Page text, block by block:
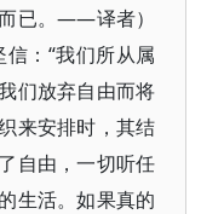
已。——译者）
：“我们所从属
们放弃自由而将
来安排时，其结
自由，一切听任
生活。如果真的